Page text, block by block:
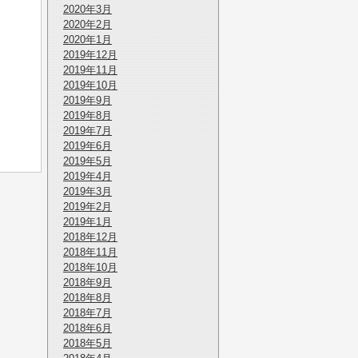
2020年3月
2020年2月
2020年1月
2019年12月
2019年11月
2019年10月
2019年9月
2019年8月
2019年7月
2019年6月
2019年5月
2019年4月
2019年3月
2019年2月
2019年1月
2018年12月
2018年11月
2018年10月
2018年9月
2018年8月
2018年7月
2018年6月
2018年5月